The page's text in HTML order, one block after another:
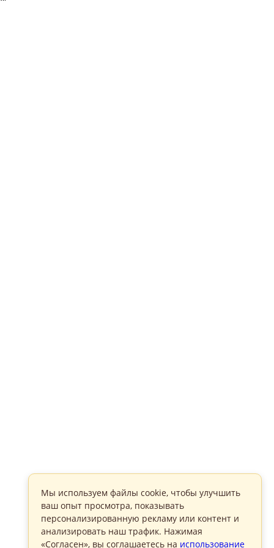
Мы используем файлы cookie, чтобы улучшить
ваш опыт просмотра, показывать
персонализированную рекламу или контент и
анализировать наш трафик. Нажимая
«Согласен», вы соглашаетесь на использование